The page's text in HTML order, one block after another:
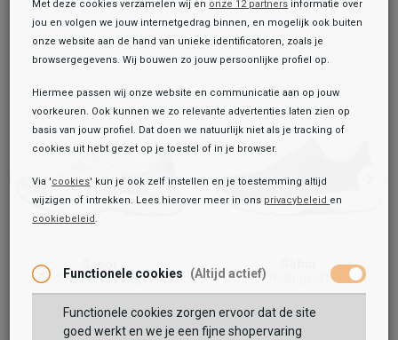
Sneakers Laag
139,99
119,99
Maat:
Sneakers Laag
149,99 129,99
99,99
84,99
Toegevoegd aan je winkeltas!
Met deze cookies verzamelen wij en onze 12 partners informatie over
jou en volgen we jouw internetgedrag binnen, en mogelijk ook buiten
onze website aan de hand van unieke identificatoren, zoals je
browsergegevens. Wij bouwen zo jouw persoonlijke profiel op.
Hiermee passen wij onze website en communicatie aan op jouw
voorkeuren. Ook kunnen we zo relevante advertenties laten zien op
basis van jouw profiel. Dat doen we natuurlijk niet als je tracking of
cookies uit hebt gezet op je toestel of in je browser.
Via 'cookies' kun je ook zelf instellen en je toestemming altijd
wijzigen of intrekken. Lees hierover meer in ons privacybeleid en
cookiebeleid.
Functionele cookies (Altijd actief)
Functionele cookies zorgen ervoor dat de site
goed werkt en we je een fijne shopervaring